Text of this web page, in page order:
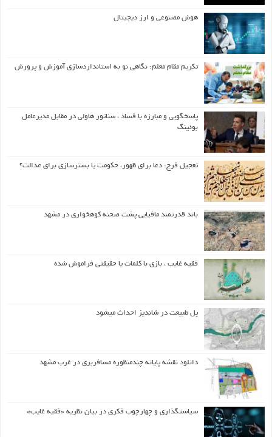
هوش مصنوعی و ارز دیجیتال
تکریم مقام معلم: نگاهی نو به استانداردسازی آموزش و پرورش
پاسخگویی و مبارزه با فساد ، سناتور هاولی در مقابل مدیرعامل
بوئینگ
تعجیل فرج: دعا برای ظهور، حکومت یا بسترسازی برای عدالت؟
باند قدرتمند مافیایی پشت صحنه کوهخواری در مشهد
فقیه غایب ، بازی با کلمات یا حقیقتی فراموش شده
پل طبیعت در شاندیز احداث میشود
دانلود نقشه پایانه چندمنظوره مسافربری در غرب مشهد
سیاستگذاری و چهارچوب فکری در بیان نظریه «فقیه غایب»